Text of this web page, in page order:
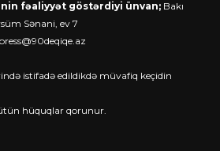
fəaliyyət göstərdiyi ünvan; Bakı
Sənani, ev 7
press@90deqiqe.az
istifadə edildikdə müvafiq keçidin
hüquqlar qorunur.